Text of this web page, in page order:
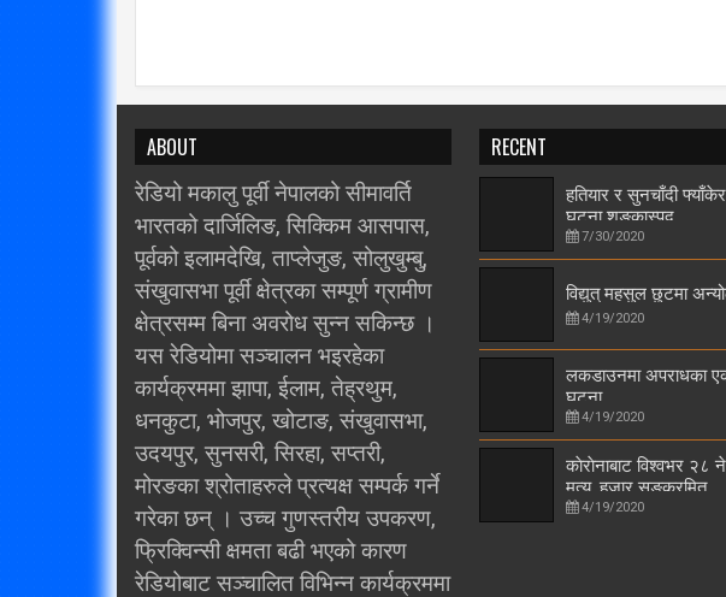
ABOUT
रेडियो मकालु पूर्वी नेपालको सीमावर्ति
भारतको दार्जिलिङ, सिक्किम आसपास,
पूर्वको इलामदेखि, ताप्लेजुङ, सोलुखुम्बु,
संखुवासभा पूर्वी क्षेत्रका सम्पूर्ण ग्रामीण
क्षेत्रसम्म बिना अवरोध सुन्न सकिन्छ ।
यस रेडियोमा सञ्चालन भइरहेका
कार्यक्रममा झापा, ईलाम, तेह्रथुम,
धनकुटा, भोजपुर, खोटाङ, संखुवासभा,
उदयपुर, सुनसरी, सिरहा, सप्तरी,
मोरङका श्रोताहरुले प्रत्यक्ष सम्पर्क गर्ने
गरेका छन् । उच्च गुणस्तरीय उपकरण,
फ्रिक्विन्सी क्षमता बढी भएको कारण
रेडियोबाट सञ्चालित विभिन्न कार्यक्रममा
RECENT
हतियार र सुनचाँदी
घटना शङ्कास्पद
7/30/2020
विद्युत् महसुल छुटमा
4/19/2020
लकडाउनमा अपराधका
घटना
4/19/2020
काेराेनाबाट विश्वभर २८
मृत्यु, हजार सङ्क्रमित
4/19/2020